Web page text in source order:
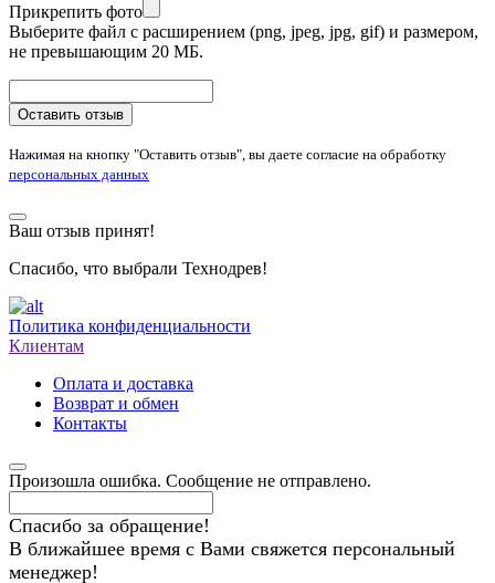
Прикрепить фото
Выберите файл с расширением (png, jpeg, jpg, gif) и размером,
не превышающим 20 МБ.
Оставить отзыв
Нажимая на кнопку "Оставить отзыв", вы даете согласие на обработку
персональных данных
Ваш отзыв принят!
Спасибо, что выбрали Технодрев!
Политика конфиденциальности
Клиентам
Оплата и доставка
Возврат и обмен
Контакты
Произошла ошибка. Сообщение не отправлено.
Спасибо за обращение!
В ближайшее время с Вами свяжется персональный
менеджер!